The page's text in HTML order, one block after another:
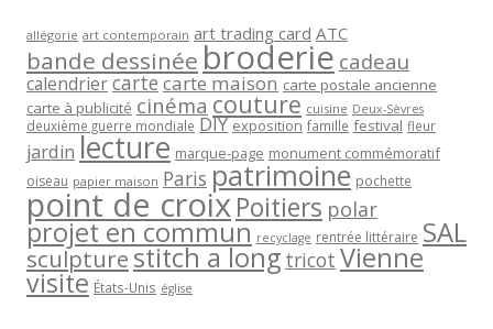
allégorie art contemporain art trading card ATC
bande dessinée broderie cadeau
calendriercartecarte maison carte postale ancienne
carte à publicité cinéma couture cuisine Deux-Sèvres
deuxième guerre mondiale DIY exposition famille festival fleur
jardin lecture marque-page monument commémoratif
oiseau papier maison Paris patrimoine pochette
point de croixPoitiers polar
projet en commun recyclage rentrée littéraire SAL
sculpturestitch a long tricot Vienne
visite États-Unis église